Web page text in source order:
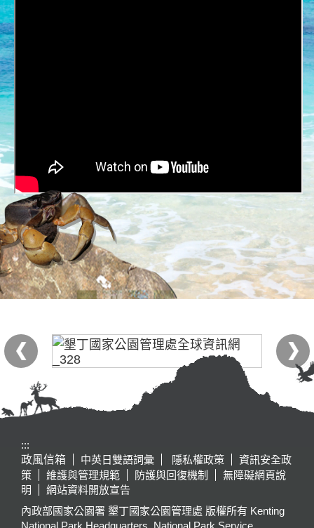
:::
政風信箱
中英日雙語詞彙 隱私權政策
資訊安全政
策
維護與管理規範 防護與回復機制
無障礙網頁說
明
網站資料開放宣告
內政部國家公園署 墾丁國家公園管理處 版權所有 Kenting
National Park Headquarters, National Park Service,